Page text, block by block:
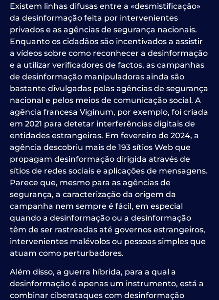
Existem linhas difusas entre a «desmistificação»
da desinformação feita por intervenientes
privados e as agências de segurança nacionais.
Enquanto os cidadãos são incentivados a assistir
a vídeos sobre como reconhecer a desinformação
e a utilizar verificadores de factos, as campanhas
de desinformação manipuladoras ainda são
bastante divulgadas pelas agências de segurança
nacional e pelos meios de comunicação social. A
agência francesa Viginum, por exemplo, foi criada
em 2021 para detetar interferências digitais de
entidades estrangeiras. Em fevereiro de 2024, a
agência descobriu mais de 193 sítios Web que
propagam desinformação dirigida através de
sítios de redes sociais e aplicações de mensagens.
Parece que, mesmo para as agências de
segurança, a caracterização da origem da
campanha nem sempre é fácil, em especial
quando a desinformação ou a desinformação
têm de ser rastreadas até governos estrangeiros,
intervenientes malévolos ou pessoas simples que
atuam como perturbadores.
Além disso, a guerra híbrida, para a qual a
desinformação é apenas um instrumento, está a
combinar ciberataques com desinformação